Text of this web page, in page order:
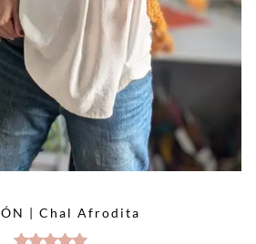
| Chal Afrodita